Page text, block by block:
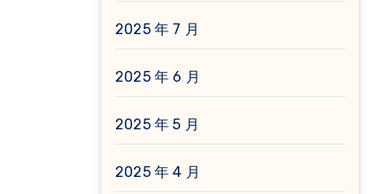
2025 年 7 月
2025 年 6 月
2025 年 5 月
2025 年 4 月